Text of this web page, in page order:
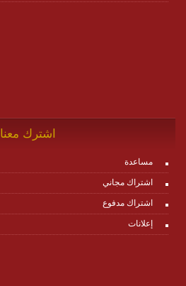
اشترك معنا
مساعدة
اشتراك مجاني
اشتراك مدفوع
إعلانات